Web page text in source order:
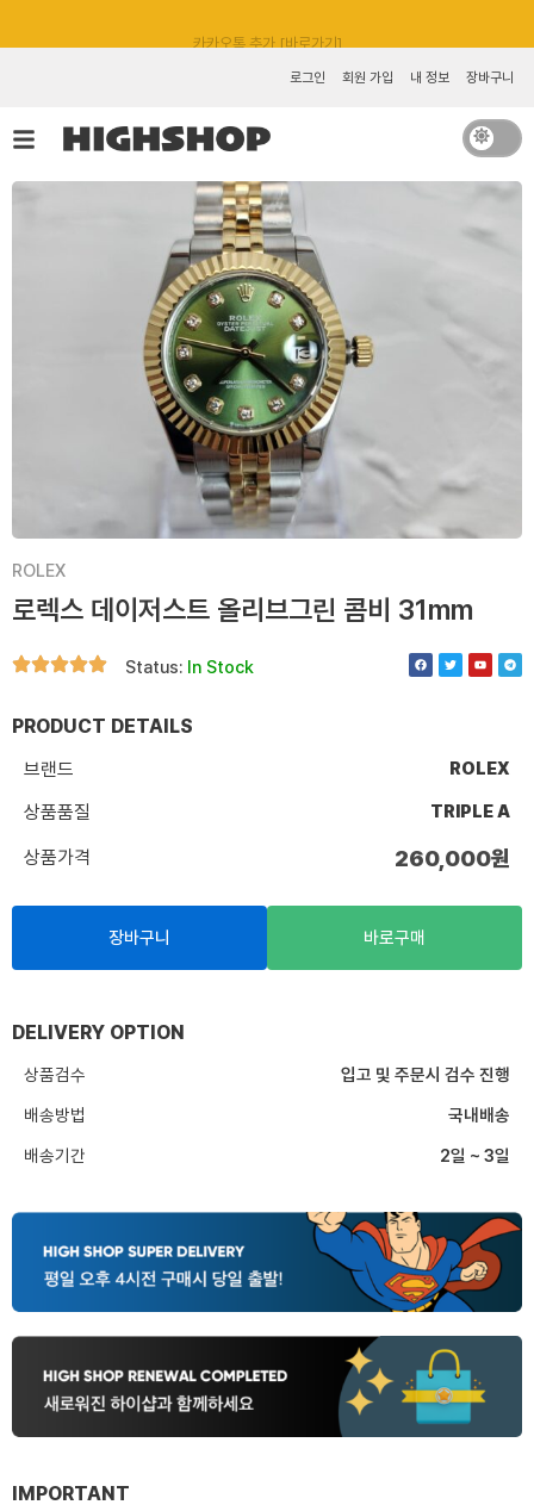
건
너
뛰
로그인 회원 가입 내 정보 장바구니
ROLEX
로렉스 데이저스트 올리브그린 콤비 31mm
Status: In Stock
F
a
c
T
w
i
Y
o
u
T
e
l
PRODUCT DETAILS
브랜드
ROLEX
상품품질 TRIPLE A
상품가격 260,000원
장바구니 바로구매
DELIVERY OPTION
상품검수
입고 및 주문시 검수 진행
배송방법
국내배송
배송기간
2일 ~ 3일
IMPORTANT